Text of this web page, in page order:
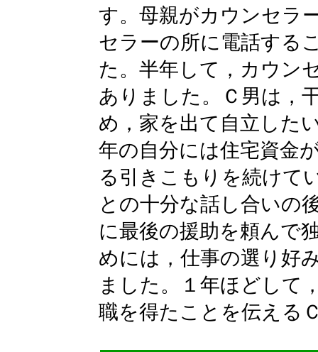
す。母親がカウンセラ
セラーの所に電話する
た。半年して，カウン
ありました。Ｃ男は，
め，家を出て自立した
年の自分には住宅資金
る引きこもりを続けて
との十分な話し合いの
に最後の援助を頼んで
めには，仕事の選り好
ました。１年ほどして
職を得たことを伝える